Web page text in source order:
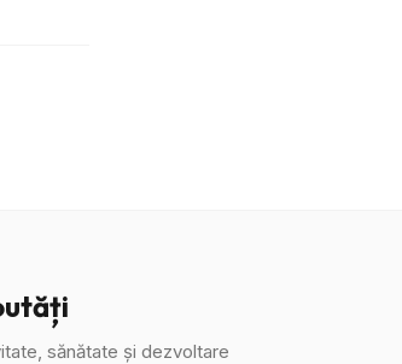
sănătate și dezvoltare